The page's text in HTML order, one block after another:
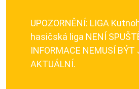
UPOZORNĚNÍ: LIGA
hasičská liga NENÍ
INFORMACE NEMUSÍ BÝT
AKTUÁLNÍ.